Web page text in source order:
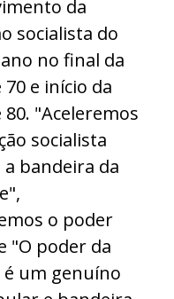
da
socialista do
no final da
70 e início da
80. "Aceleremos
socialista
bandeira da
o poder
"O poder da
é um genuíno